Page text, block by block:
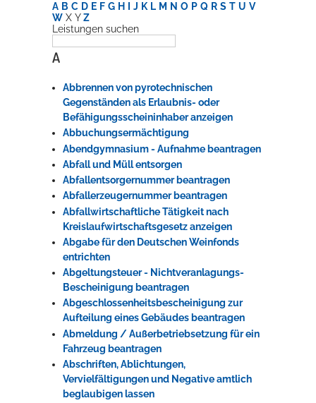
Bildung
Wirtschaft
Rathaus
Service
Willkommen in Hockenheim
Konzerte, Tagungen und vieles mehr
Die Stadthalle Hockenheim bietet den perfekten Standort für Events
A B C D E F G H J K L M N O P Q R S T U V
W X Y Z
Leistungen suchen
A
Abbrennen von pyrotechnischen
Gegenständen als Erlaubnis- oder
Befähigungsscheininhaber anzeigen
Abbuchungsermächtigung
Abendgymnasium - Aufnahme beantragen
Abfall und Müll entsorgen
Abfallentsorgernummer beantragen
Abfallerzeugernummer beantragen
Abfallwirtschaftliche Tätigkeit nach
Kreislaufwirtschaftsgesetz anzeigen
Abgabe für den Deutschen Weinfonds
entrichten
Abgeltungsteuer - Nichtveranlagungs-
Bescheinigung beantragen
Abgeschlossenheitsbescheinigung zur
Aufteilung eines Gebäudes beantragen
Abmeldung / Außerbetriebsetzung für ein
Fahrzeug beantragen
Abschriften, Ablichtungen,
Vervielfältigungen und Negative amtlich
beglaubigen lassen